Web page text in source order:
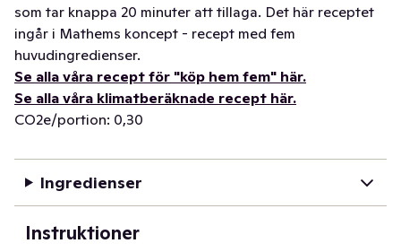
som tar knappa 20 minuter att tillaga. Det här receptet
ingår i Mathems koncept - recept med fem
huvudingredienser.
Se alla våra recept för "köp hem fem" här.
Se alla våra klimatberäknade recept här.
CO2e/portion: 0,30
Ingredienser
Instruktioner